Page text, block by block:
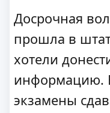
Досрочная
прошла в
хотели
информацию.
экзамены